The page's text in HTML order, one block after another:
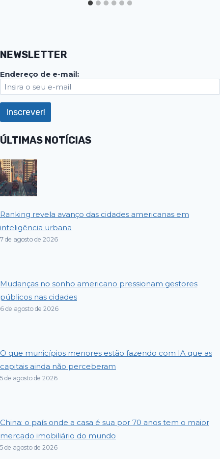
NEWSLETTER
Endereço de e-mail:
ÚLTIMAS NOTÍCIAS
Ranking revela avanço das cidades americanas em
inteligência urbana
7 de agosto de 2026
Mudanças no sonho americano pressionam gestores
públicos nas cidades
6 de agosto de 2026
O que municípios menores estão fazendo com IA que as
capitais ainda não perceberam
5 de agosto de 2026
China: o país onde a casa é sua por 70 anos tem o maior
mercado imobiliário do mundo
5 de agosto de 2026